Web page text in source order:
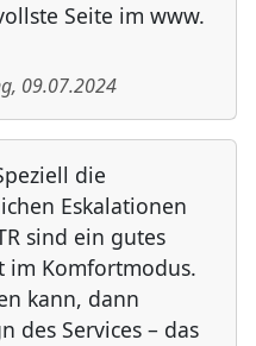
Seite im www.
, 09.07.2024
die
Eskalationen
sind ein gutes
im Komfortmodus.
kann, dann
des Services – das